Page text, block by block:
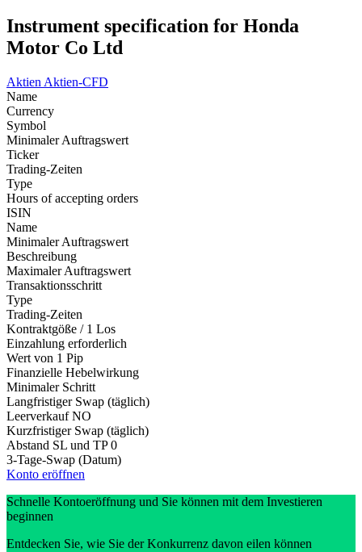
Instrument specification for Honda
Motor Co Ltd
Aktien Aktien-CFD
Name
Currency
Symbol
Minimaler Auftragswert
Ticker
Trading-Zeiten
Type
Hours of accepting orders
ISIN
Name
Minimaler Auftragswert
Beschreibung
Maximaler Auftragswert
Transaktionsschritt
Type
Trading-Zeiten
Kontraktgöße / 1 Los
Einzahlung erforderlich
Wert von 1 Pip
Finanzielle Hebelwirkung
Minimaler Schritt
Langfristiger Swap (täglich)
Leerverkauf NO
Kurzfristiger Swap (täglich)
Abstand SL und TP 0
3-Tage-Swap (Datum)
Konto eröffnen
Schnelle Kontoeröffnung und Sie können mit dem Investieren
beginnen
Entdecken Sie, wie Sie der Konkurrenz davon eilen können